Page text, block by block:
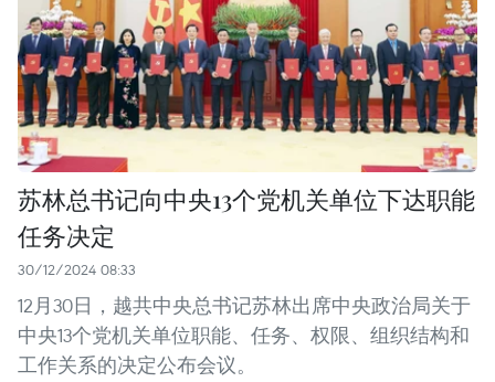
苏林总书记向中央13个党机关单位下达职能
任务决定
30/12/2024 08:33
12月30日，越共中央总书记苏林出席中央政治局关于
中央13个党机关单位职能、任务、权限、组织结构和
工作关系的决定公布会议。